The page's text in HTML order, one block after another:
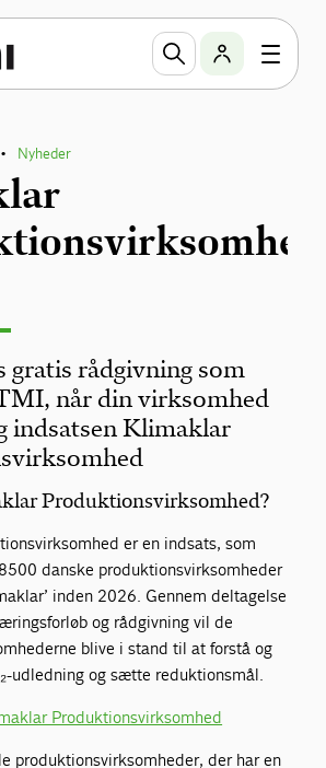
• Nyheder
gratis rådgivning som
når din virksomhed
indsatsen Klimaklar
Produktionsvirksomhed?
er en indsats, som
danske produktionsvirksomheder
inden 2026. Gennem deltagelse
og rådgivning vil de
blive i stand til at forstå og
udledning og sætte reduktionsmål.
Produktionsvirksomhed
produktionsvirksomheder, der har en